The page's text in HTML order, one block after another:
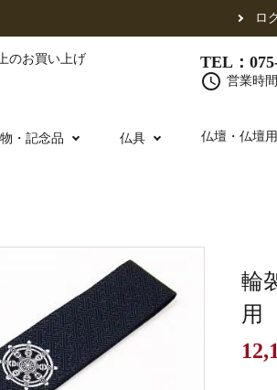
ロ
のお買い上げ
TEL：
schedule 営業時
・記念品 仏具
立
仏壇・仏壇
輪
用